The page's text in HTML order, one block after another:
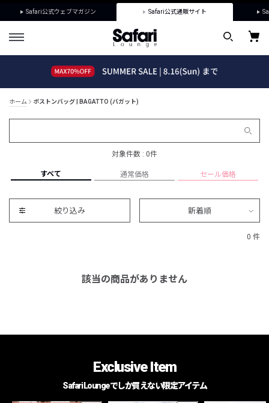
Safari公式ウェブマガジン Safari公式通販サイト
ホーム ボストンバッグ | BAGATTO (バガット)
対象件数 : 0件
すべて 通常価格 セール価格
絞り込み 新着順
0 件
該当の商品がありません
Exclusive Item
Safari Loungeでしか買えない限定アイテム